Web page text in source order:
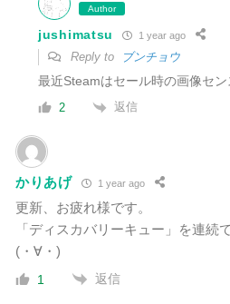
Author
jushimatsu 1 year ago
Reply to ブンチョウ
最近Steamはセール時の画像セン
2 返信
かりあげ 1 year ago
更新、お疲れ様です。
「ディスカバリーキュー」を連続
(・∀・)
1 返信